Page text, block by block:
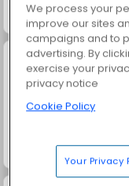
Trollface Quest:
We process your
improve our sites
campaigns and to
advertising. By
exercise your
privacy notice
Cookie Policy
Your Privacy